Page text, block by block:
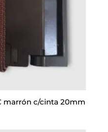
marrón c/cinta 20mm